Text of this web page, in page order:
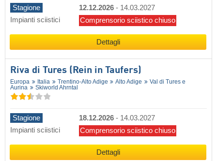
Stagione 12.12.2026 - 14.03.2027
Impianti sciistici
Comprensorio sciistico chiuso
Dettagli
Riva di Tures (Rein in Taufers)
Europa Italia Trentino-Alto Adige Alto Adige
Val di Tures e
Aurina
Skiworld Ahrntal
Stagione 18.12.2026 - 14.03.2027
Impianti sciistici
Comprensorio sciistico chiuso
Dettagli